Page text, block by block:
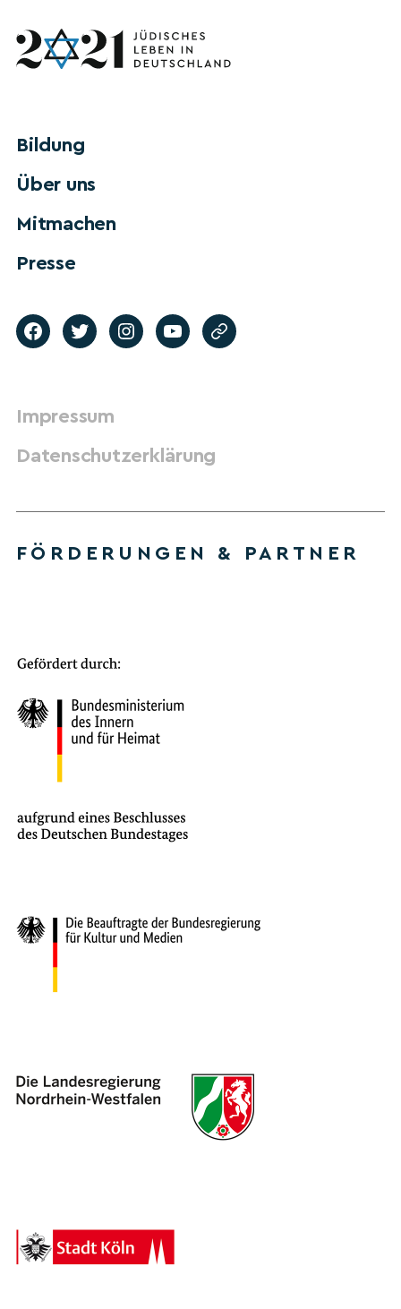
Bildung
Über uns
Mitmachen
Presse
Impressum
Datenschutzerklärung
FÖRDERUNGEN & PARTNER